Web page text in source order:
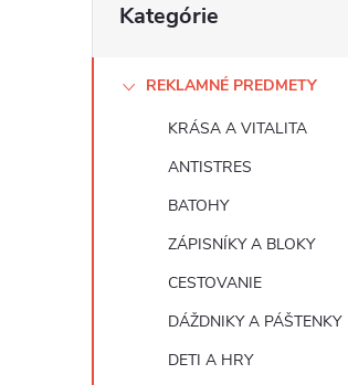
o
kategórie
Kategórie
REKLAMNÉ PREDMETY
KRÁSA A VITALITA
ANTISTRES
BATOHY
ZÁPISNÍKY A BLOKY
CESTOVANIE
DÁŽDNIKY A PÁŠTENKY
DETI A HRY